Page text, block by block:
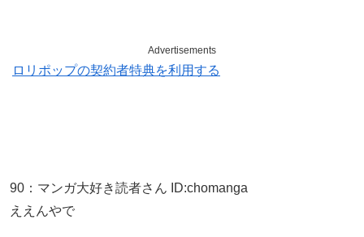
Advertisements
ロリポップの契約者特典を利用する
90 ： マンガ大好き読者さん ID:chomanga
ええんやで